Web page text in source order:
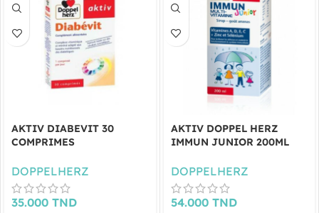
AKTIV DIABEVIT 30
COMPRIMES
DOPPELHERZ
35.000 TND
AKTIV DOPPEL HERZ
IMMUN JUNIOR 200ML
DOPPELHERZ
54.000 TND